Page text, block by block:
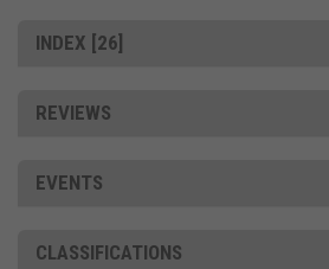
INDEX [26]
REVIEWS
EVENTS
CLASSIFICATIONS